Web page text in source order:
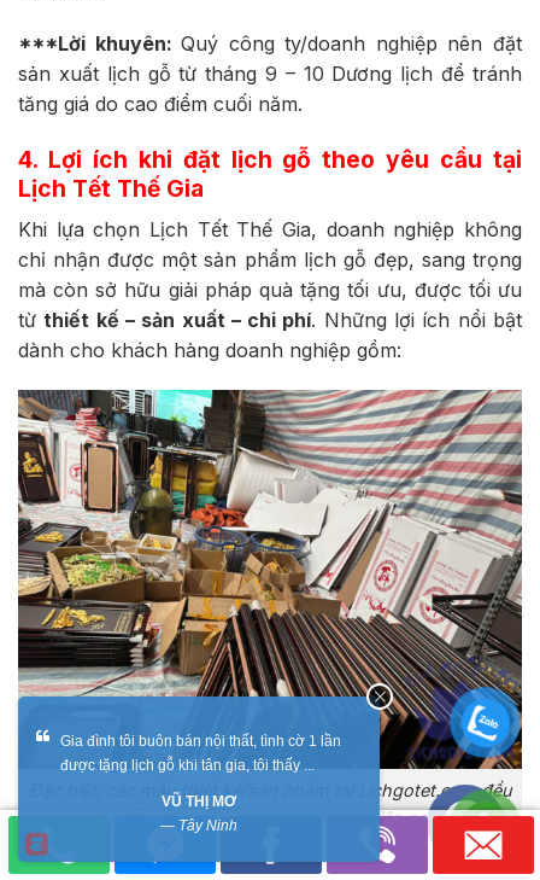
***Lời khuyên:Quý công ty/doanh nghiệp nên đặt
sản xuất lịch gỗ từ tháng 9 – 10 Dương lịch để tránh
tăng giá do cao điểm cuối năm.
4. Lợi ích khi đặt lịch gỗ theo yêu cầu tại
Lịch Tết Thế Gia
Khi lựa chọn Lịch Tết Thế Gia, doanh nghiệp không
chỉ nhận được một sản phẩm lịch gỗ đẹp, sang trọng
mà còn sở hữu giải pháp quà tặng tối ưu, được tối ưu
từthiết kế – sản xuất – chi phí. Những lợi ích nổi bật
dành cho khách hàng doanh nghiệp gồm:
Đặc biệt, các mẫu thiết kế/sản phẩm tại Lichgotet.com đều
là mẫu ĐỘC BẢN trên thị trường hiện nay.
Gia đình tôi buôn bán nội thất, tình cờ 1 lần
được tặng lịch gỗ khi tân gia, tôi thấy ...
VŨ THỊ MƠ
— Tây Ninh